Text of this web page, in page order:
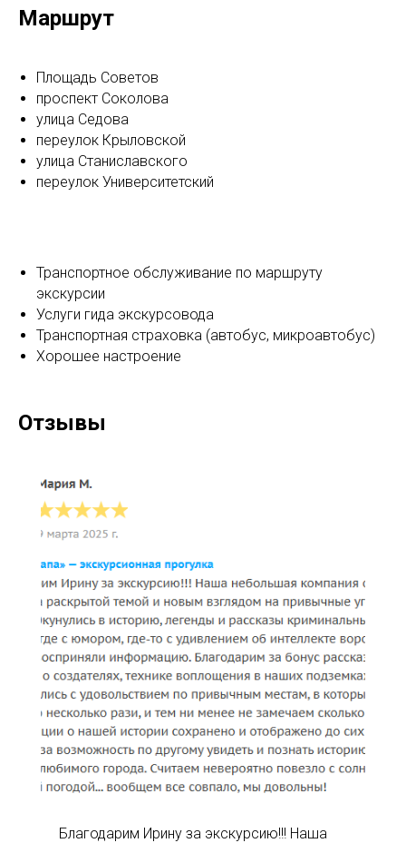
Маршрут
Площадь Советов
проспект Соколова
улица Седова
переулок Крыловской
улица Станиславского
переулок Университетский
Транспортное обслуживание по маршруту
экскурсии
Услуги гида экскурсовода
Транспортная страховка (автобус, микроавтобус)
Хорошее настроение
Отзывы
Благодарим Ирину за экскурсию!!! Наша